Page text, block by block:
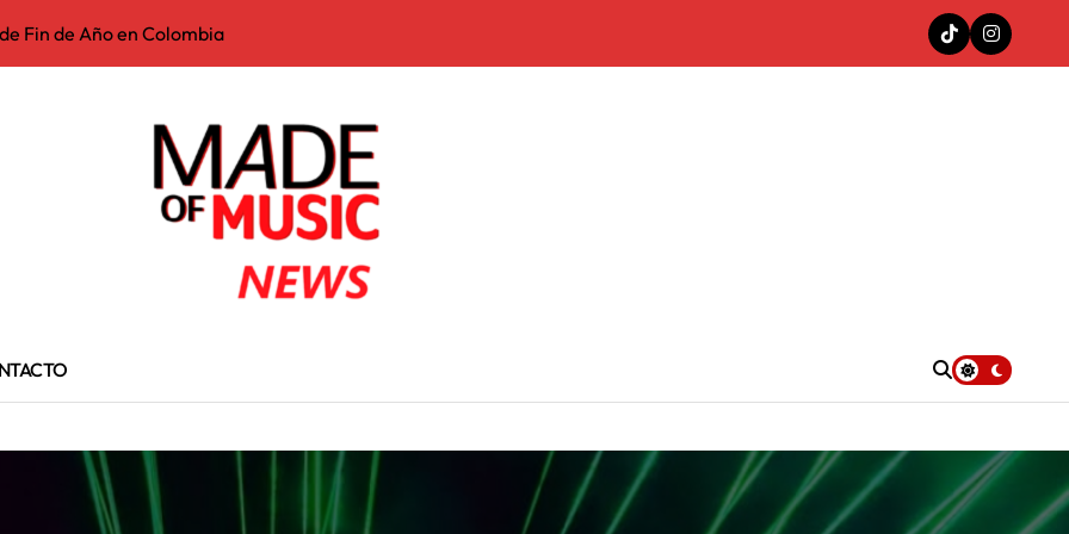
destrona a Aria Vega y Ryan Castro que estuvieron 11 semanas en la cima del Top 100 Colombia Hits de Decibeles
en un importante caso de narcotráfico entre España y EE. UU.
de hace global: Maluma se une a Mr.Plata y El Americano 4KT con «Las Muñequitas Remix»